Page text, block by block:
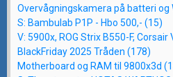
Overvågningskamera på batteri og
S: Bambulab P1P - Hbo 500,- (15)
V: 5900x, ROG Strix B550-F,
BlackFriday 2025 Tråden (178)
Motherboard og RAM til 9800x3d